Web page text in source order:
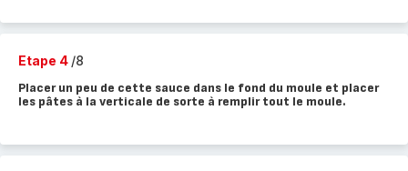
Etape 4 /8
Placer un peu de cette sauce dans le fond du moule et placer
les pâtes à la verticale de sorte à remplir tout le moule.